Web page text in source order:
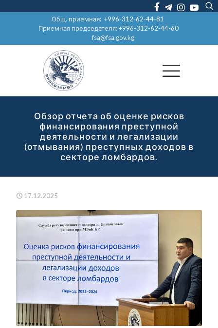
Общ. приемная:+996-312-62-44-81
Приемная председателя:+996-312-62-44-60
fsa@fsa.gov.kg
Обзор отчета об оценке рисков
финансирования преступной
деятельности и легализации
(отмывания) преступных доходов в
секторе ломбардов.
17.12.2025